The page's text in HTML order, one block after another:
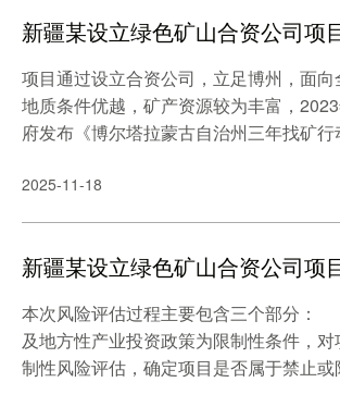
战。
项目通过设立合资公司，立足博州，面
地质条件优越，矿产资源较为丰富，
府发布《博尔塔拉蒙古自治州三年找矿行
产资源基地，巩固自治州优势矿产资源基
速，进一步释放资源潜力，出让矿业权
尔自治区矿产资源总体规划(2021-2025
矿山全部按照绿色矿山标准建设，生产矿
级，逐步达标。在矿业权出让、延续等
2025-11-18
本次风险评估过程主要包含三个部分： 首先依据国家
及地方性产业投资政策为限制性条件，
制性风险评估，确定项目是否属于禁止或